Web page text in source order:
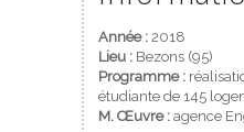
Année : 2018
Lieu : Bezons (95)
Programme :
étudiante de 145
M. Œuvre : agence